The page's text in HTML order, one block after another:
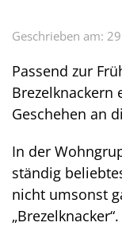
Geschrieben am:
Passend zur
Brezelknackern
Geschehen an
In der
ständig
nicht umsonst
„Brezelknacker“.